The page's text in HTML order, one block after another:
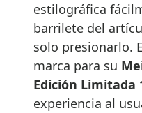
estilográfica
barrilete del
solo presionarlo.
marca para su
Edición Limitada
experiencia al